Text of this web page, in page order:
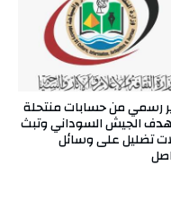
رسمي من حسابات منتحلة
الجيش السوداني وتبث
تضليل على وسائل